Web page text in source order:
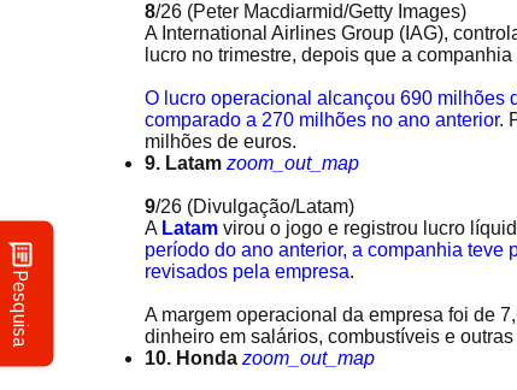
Pesquisa
8/26 (Peter Macdiarmid/Getty Images)
A International Airlines Group (IAG),
lucro no trimestre, depois que a
O lucro operacional alcançou 690 milhões
comparado a 270 milhões no ano anterior.
milhões de euros.
9. Latam zoom_out_map
9/26 (Divulgação/Latam)
A Latam virou o jogo e registrou lucro
período do ano anterior, a companhia
revisados pela empresa.
A margem operacional da empresa foi de
dinheiro em salários, combustíveis e
10. Honda zoom_out_map